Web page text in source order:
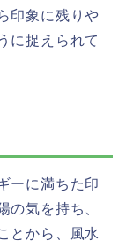
印象に残りや
に捉えられて
ーに満ちた印
の気を持ち、
とから、風水